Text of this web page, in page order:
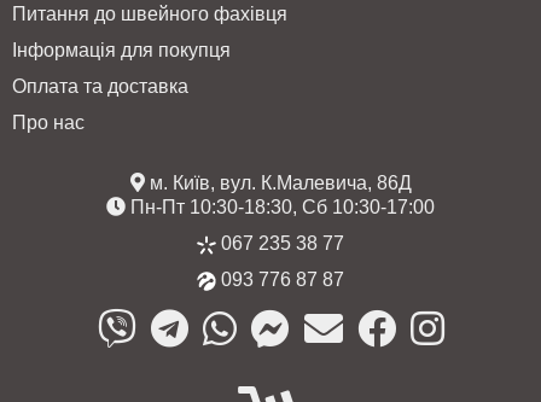
Питання до швейного фахівця
Інформація для покупця
Оплата та доставка
Про нас
м. Київ, вул. К.Малевича, 86Д
Пн-Пт 10:30-18:30, Сб 10:30-17:00
067 235 38 77
093 776 87 87